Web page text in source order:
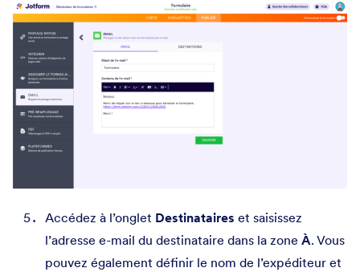
Accédez à l’onglet Destinataires et saisissez
l’adresse e-mail du destinataire dans la zone À. Vous
pouvez également définir le nom de l’expéditeur et